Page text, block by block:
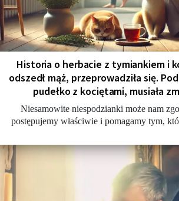
Historia o herbacie z tymiankiem i
odszedł mąż, przeprowadziła się.
pudełko z kociętami, musiała
Niesamowite niespodzianki może nam
postępujemy właściwie i pomagamy tym,